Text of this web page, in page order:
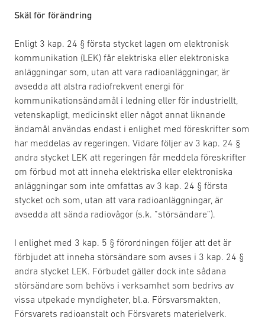
Skäl för förändring
Enligt 3 kap. 24 § första stycket lagen om elektronisk
kommunikation (LEK) får elektriska eller elektroniska
anläggningar som, utan att vara radioanläggningar, är
avsedda att alstra radiofrekvent energi för
kommunikationsändamål i ledning eller för industriellt,
vetenskapligt, medicinskt eller något annat liknande
ändamål användas endast i enlighet med föreskrifter som
har meddelas av regeringen. Vidare följer av 3 kap. 24 §
andra stycket LEK att regeringen får meddela föreskrifter
om förbud mot att inneha elektriska eller elektroniska
anläggningar som inte omfattas av 3 kap. 24 § första
stycket och som, utan att vara radioanläggningar, är
avsedda att sända radiovågor (s.k. ”störsändare”).
I enlighet med 3 kap. 5 § förordningen följer att det är
förbjudet att inneha störsändare som avses i 3 kap. 24 §
andra stycket LEK. Förbudet gäller dock inte sådana
störsändare som behövs i verksamhet som bedrivs av
vissa utpekade myndigheter, bl.a. Försvarsmakten,
Försvarets radioanstalt och Försvarets materielverk.